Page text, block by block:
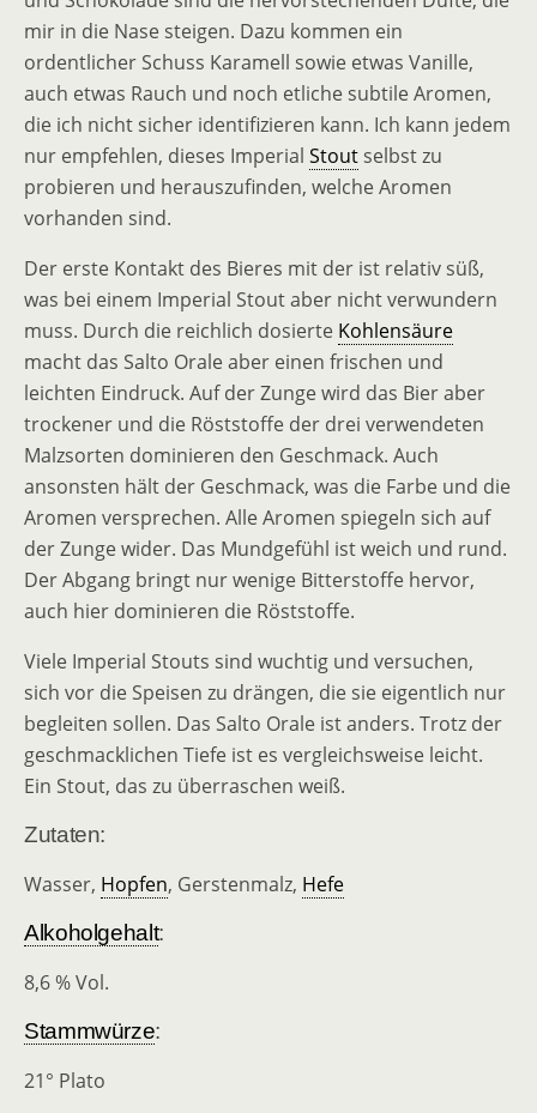
mir in die Nase steigen. Dazu kommen ein
ordentlicher Schuss Karamell sowie etwas Vanille,
auch etwas Rauch und noch etliche subtile Aromen,
die ich nicht sicher identifizieren kann. Ich kann jedem
nur empfehlen, dieses Imperial Stout selbst zu
probieren und herauszufinden, welche Aromen
vorhanden sind.
Der erste Kontakt des Bieres mit der ist relativ süß,
was bei einem Imperial Stout aber nicht verwundern
muss. Durch die reichlich dosierte Kohlensäure
macht das Salto Orale aber einen frischen und
leichten Eindruck. Auf der Zunge wird das Bier aber
trockener und die Röststoffe der drei verwendeten
Malzsorten dominieren den Geschmack. Auch
ansonsten hält der Geschmack, was die Farbe und die
Aromen versprechen. Alle Aromen spiegeln sich auf
der Zunge wider. Das Mundgefühl ist weich und rund.
Der Abgang bringt nur wenige Bitterstoffe hervor,
auch hier dominieren die Röststoffe.
Viele Imperial Stouts sind wuchtig und versuchen,
sich vor die Speisen zu drängen, die sie eigentlich nur
begleiten sollen. Das Salto Orale ist anders. Trotz der
geschmacklichen Tiefe ist es vergleichsweise leicht.
Ein Stout, das zu überraschen weiß.
Zutaten:
Wasser, Hopfen, Gerstenmalz, Hefe
Alkoholgehalt:
8,6 % Vol.
Stammwürze:
21° Plato